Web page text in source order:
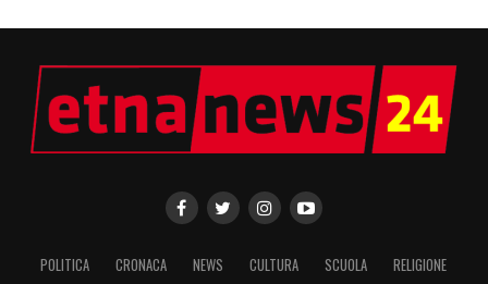
POLITICA CRONACA NEWS CULTURA SCUOLA
RELIGIONE